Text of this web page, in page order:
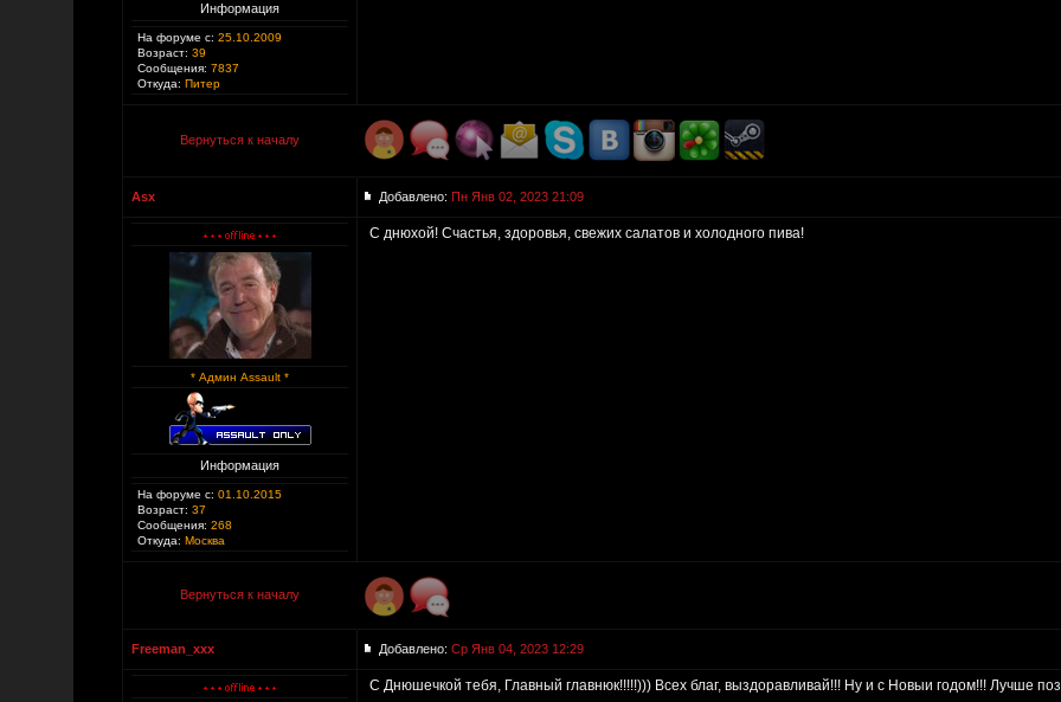
Информация
На форуме с: 25.10.2009
Возраст: 39
Сообщения: 7837
Откуда: Питер
Вернуться к началу
Asx Добавлено: Пн Янв 02, 2023 21:09
* Админ Assault *
Информация
На форуме с: 01.10.2015
Возраст: 37
Сообщения: 268
Откуда: Москва
С днюхой! Счастья, здоровья, свежих салатов и холодного пива!
Вернуться к началу
Freeman_xxx Добавлено: Ср Янв 04, 2023 12:29
С Днюшечкой тебя, Главный главнюк!!!!!))) Всех благ, выздоравливай!!! Ну и с Новыи годом!!! Лучше